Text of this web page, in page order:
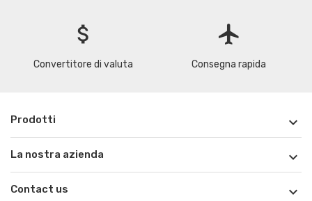
attach_money
Convertitore di valuta
flight
Consegna rapida
Prodotti 
La nostra azienda 
Contact us 